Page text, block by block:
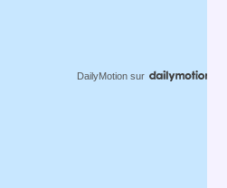
DailyMotion sur